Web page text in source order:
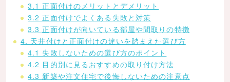
3.1 正面付けのメリットとデメリット
3.2 正面付けでよくある失敗と対策
3.3 正面付けが向いている部屋や間取りの特徴
4. 天井付けと正面付けの違いを踏まえた選び方
4.1 失敗しないための選び方のポイント
4.2 目的別に見るおすすめの取り付け方法
4.3 新築や注文住宅で後悔しないための注意点